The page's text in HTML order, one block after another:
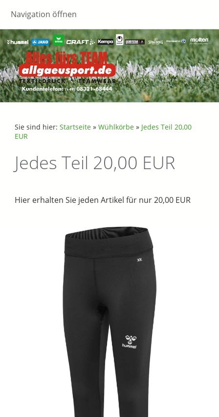
Navigation öffnen
Sie sind hier: Startseite » Wühlkörbe » Jedes Teil 20,00
EUR
Jedes Teil 20,00 EUR
Hier erhalten Sie jeden Artikel für nur 20,00 EUR